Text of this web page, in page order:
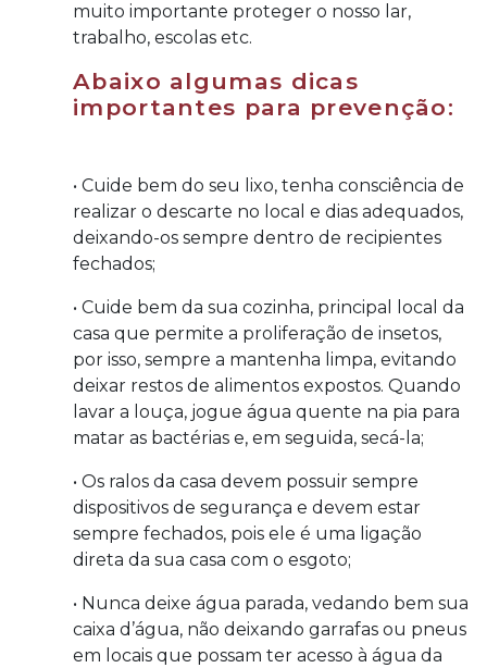
muito importante proteger o nosso lar,
trabalho, escolas etc.
Abaixo algumas dicas
importantes para prevenção:
• Cuide bem do seu lixo, tenha consciência de
realizar o descarte no local e dias adequados,
deixando-os sempre dentro de recipientes
fechados;
• Cuide bem da sua cozinha, principal local da
casa que permite a proliferação de insetos,
por isso, sempre a mantenha limpa, evitando
deixar restos de alimentos expostos. Quando
lavar a louça, jogue água quente na pia para
matar as bactérias e, em seguida, secá-la;
• Os ralos da casa devem possuir sempre
dispositivos de segurança e devem estar
sempre fechados, pois ele é uma ligação
direta da sua casa com o esgoto;
• Nunca deixe água parada, vedando bem sua
caixa d’água, não deixando garrafas ou pneus
em locais que possam ter acesso à água da